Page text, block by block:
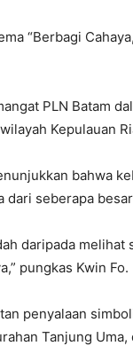
“Berbagi
PLN Batam
Kepulauan
bahwa
seberapa
daripada
pungkas Kwin Fo.
penyalaan
Tanjung